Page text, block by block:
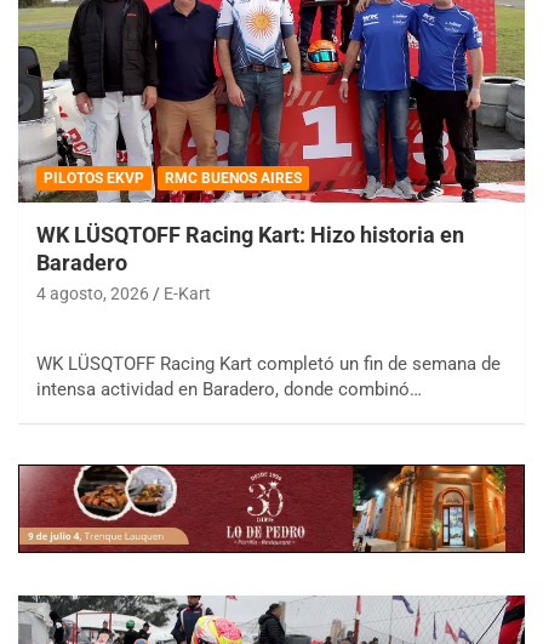
PILOTOS EKVP RMC BUENOS AIRES
WK LÜSQTOFF Racing Kart: Hizo historia en
Baradero
4 agosto, 2026 E-Kart
WK LÜSQTOFF Racing Kart completó un fin de semana de
intensa actividad en Baradero, donde combinó…